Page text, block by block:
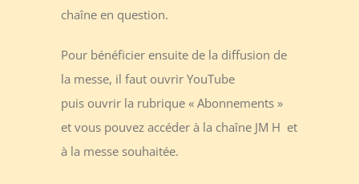
chaîne en question.
Pour bénéficier ensuite de la diffusion de
la messe, il faut ouvrir YouTube
puis ouvrir la rubrique « Abonnements »
et vous pouvez accéder à la chaîne JM H et
à la messe souhaitée.